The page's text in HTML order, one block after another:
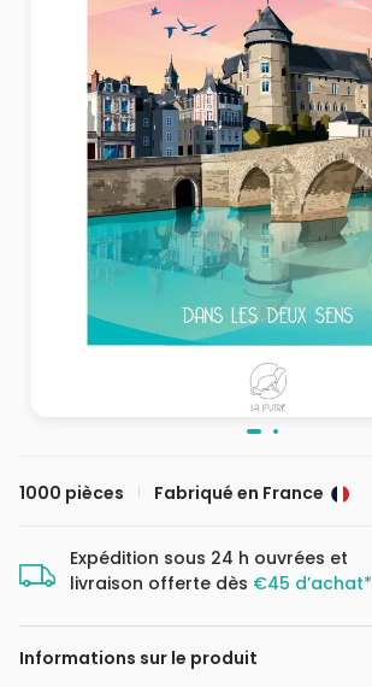
1000 pièces Fabriqué en France
Expédition sous 24 h ouvrées et
livraison offerte dès €45 d’achat*
Informations sur le produit